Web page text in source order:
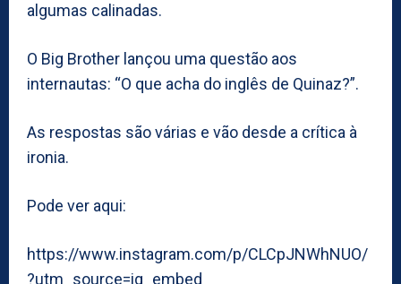
algumas calinadas.
O Big Brother lançou uma questão aos
internautas: “O que acha do inglês de Quinaz?”.
As respostas são várias e vão desde a crítica à
ironia.
Pode ver aqui:
https://www.instagram.com/p/CLCpJNWhNUO/
?utm_source=ig_embed